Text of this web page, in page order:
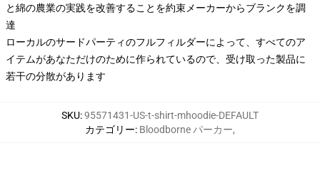
と綿の農業の実践を改善することを約束メーカーからブランクを調
達
ローカルのサードパーティのフルフィルダーによって、すべてのア
イテムがあなただけのために作られているので、受け取った製品に
若干の分散があります
SKU:95571431-US-t-shirt-mhoodie-DEFAULT
カテゴリー: Bloodborne パーカー,